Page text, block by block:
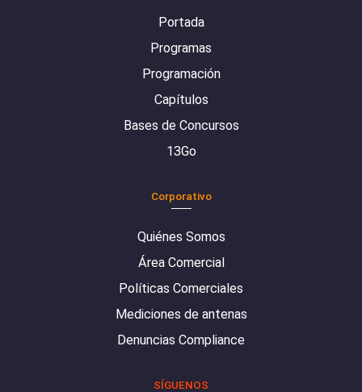
Portada
Programas
Programación
Capítulos
Bases de Concursos
13Go
Corporativo
Quiénes Somos
Área Comercial
Políticas Comerciales
Mediciones de antenas
Denuncias Compliance
SÍGUENOS